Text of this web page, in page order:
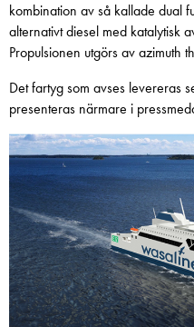
kombination av så kallade dual
alternativt diesel med katalytisk
Propulsionen utgörs av azimuth
Det fartyg som avses levereras
presenteras närmare i